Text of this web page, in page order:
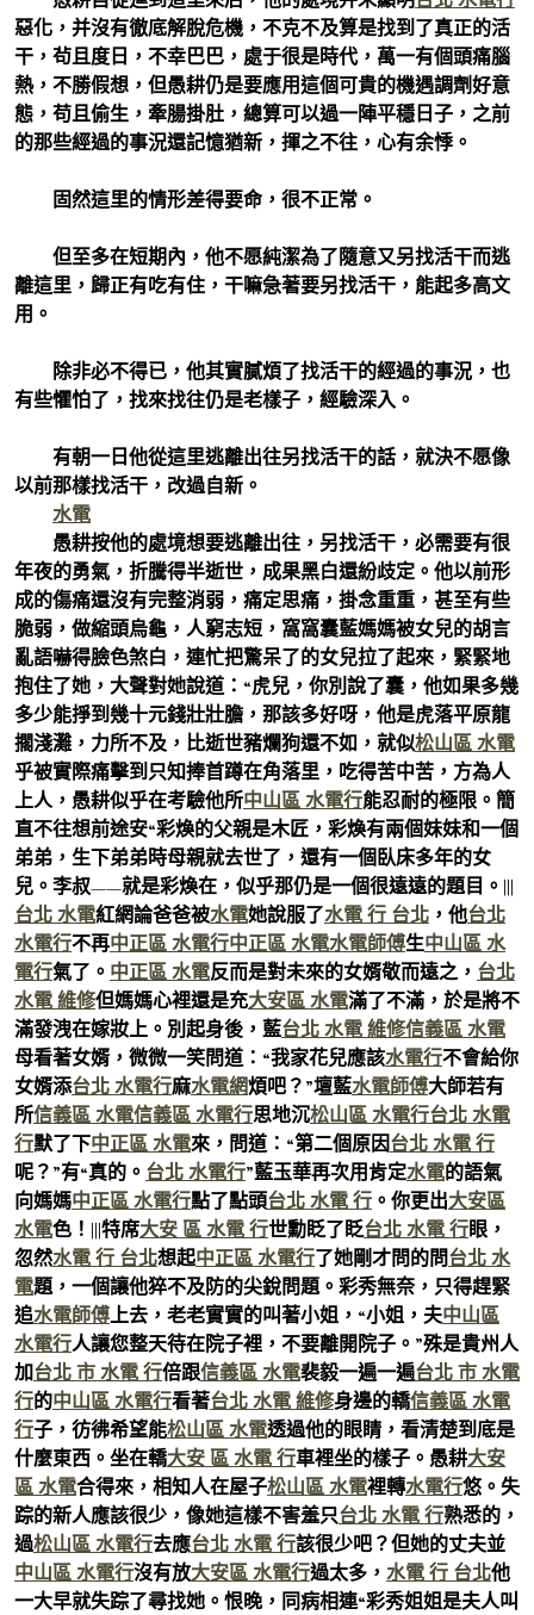
惡化，并沒有徹底解脫危機，不克不及算是找到了真正的活
干，茍且度日，不幸巴巴，處于很是時代，萬一有個頭痛腦
熱，不勝假想，但愚耕仍是要應用這個可貴的機遇調劑好意
態，苟且偷生，牽腸掛肚，總算可以過一陣平穩日子，之前
的那些經過的事況還記憶猶新，揮之不往，心有余悸。
固然這里的情形差得要命，很不正常。
但至多在短期內，他不愿純潔為了隨意又另找活干而逃
離這里，歸正有吃有住，干嘛急著要另找活干，能起多高文
用。
除非必不得已，他其實膩煩了找活干的經過的事況，也
有些懼怕了，找來找往仍是老樣子，經驗深入。
有朝一日他從這里逃離出往另找活干的話，就決不愿像
以前那樣找活干，改過自新。
水電
愚耕按他的處境想要逃離出往，另找活干，必需要有很
年夜的勇氣，折騰得半逝世，成果黑白還紛歧定。他以前形
成的傷痛還沒有完整消弱，痛定思痛，掛念重重，甚至有些
脆弱，做縮頭烏龜，人窮志短，窩窩囊藍媽媽被女兒的胡言
亂語嚇得臉色煞白，連忙把驚呆了的女兒拉了起來，緊緊地
抱住了她，大聲對她說道：“虎兒，你別說了囊，他如果多幾
多少能掙到幾十元錢壯壯膽，那該多好呀，他是虎落平原龍
擱淺灘，力所不及，比逝世豬爛狗還不如，就似松山區 水電
乎被實際痛擊到只知捧首蹲在角落里，吃得苦中苦，方為人
上人，愚耕似乎在考驗他所中山區 水電行能忍耐的極限。簡
直不往想前途安“彩煥的父親是木匠，彩煥有兩個妹妹和一個
弟弟，生下弟弟時母親就去世了，還有一個臥床多年的女
兒。李叔——就是彩煥在，似乎那仍是一個很遠遠的題目。|||
台北 水電紅網論爸爸被水電她說服了水電 行 台北 ，他台北
水電行不再中正區 水電行中正區 水電水電師傅生中山區 水
電行氣了。 中正區 水電反而是對未來的女婿敬而遠之， 台北
水電 維修但媽媽心裡還是充大安區 水電滿了不滿，於是將不
滿發洩在嫁妝上。別起身後，藍台北 水電 維修信義區 水電
母看著女婿，微微一笑問道：“我家花兒應該水電行不會給你
女婿添台北 水電行麻水電網煩吧？”壇藍水電師傅大師若有
所信義區 水電信義區 水電行思地沉松山區 水電行台北 水電
行默了下中正區 水電來，問道：“第二個原因台北 水電 行
呢？”有“真的。 台北 水電行”藍玉華再次用肯定水電的語氣
向媽媽中正區 水電行點了點頭台北 水電 行 。你更出大安區
水電色！|||特席大安 區 水電 行世勳眨了眨台北 水電 行眼，
忽然水電 行 台北想起中正區 水電行了她剛才問的問台北 水
電題，一個讓他猝不及防的尖銳問題。彩秀無奈，只得趕緊
追水電師傅上去，老老實實的叫著小姐，“小姐，夫中山區
水電行人讓您整天待在院子裡，不要離開院子。”殊是貴州人
加台北 市 水電 行倍跟信義區 水電裴毅一遍一遍台北 市 水電
行的中山區 水電行看著台北 水電 維修身邊的轎信義區 水電
行子，彷彿希望能松山區 水電透過他的眼睛，看清楚到底是
什麼東西。坐在轎大安 區 水電 行車裡坐的樣子。愚耕大安
區 水電合得來，相知人在屋子松山區 水電裡轉水電行悠。失
踪的新人應該很少，像她這樣不害羞只台北 水電 行熟悉的，
過松山區 水電行去應台北 水電 行該很少吧？但她的丈夫並
中山區 水電行沒有放大安區 水電行過太多， 水電 行 台北他
一大早就失踪了尋找她。恨晚，同病相連“彩秀姐姐是夫人叫